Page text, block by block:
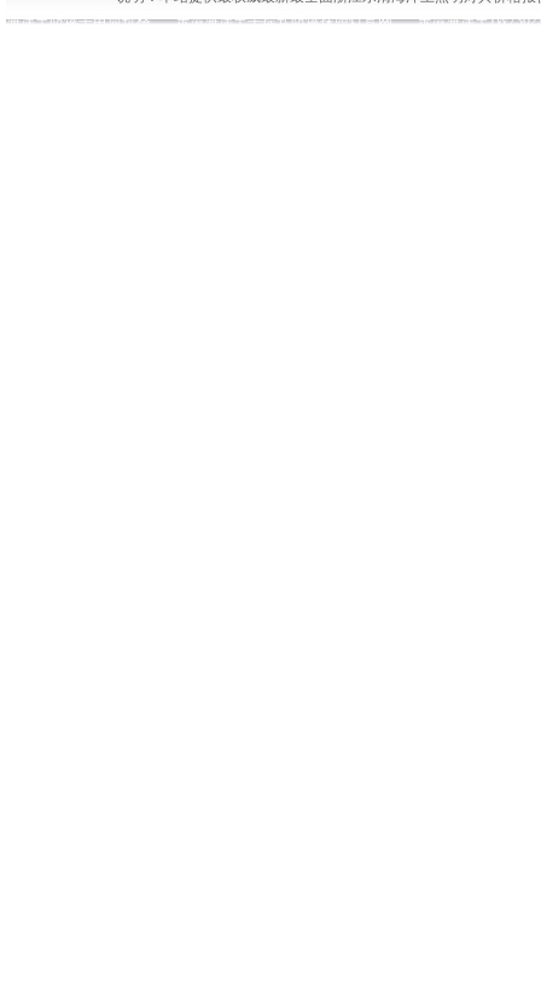
海洋王防爆手电筒价格 乐清海洋王手提式防爆探照灯官网 乐清海洋王